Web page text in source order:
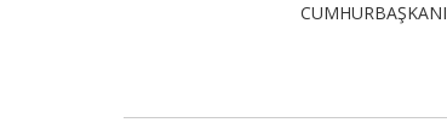
CUMHURBAŞKANI